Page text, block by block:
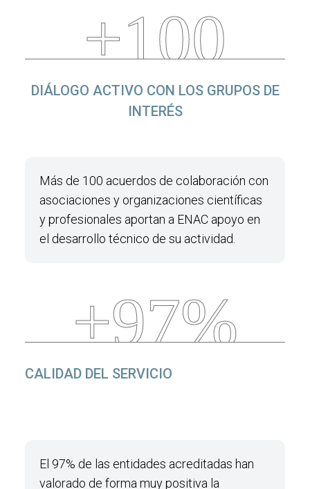
+100
DIÁLOGO ACTIVO CON LOS GRUPOS DE
INTERÉS
Más de 100 acuerdos de colaboración con
asociaciones y organizaciones científicas
y profesionales aportan a ENAC apoyo en
el desarrollo técnico de su actividad.
+97%
CALIDAD DEL SERVICIO
El 97% de las entidades acreditadas han
valorado de forma muy positiva la